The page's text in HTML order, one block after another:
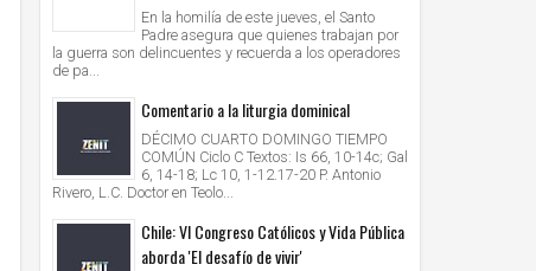
En la homilía de este jueves, el Santo
Padre asegura que quienes trabajan por
la guerra son delincuentes y recuerda a los operadores
de pa...
Comentario a la liturgia dominical
DÉCIMO CUARTO DOMINGO TIEMPO
COMÚN Ciclo C Textos: Is 66, 10-14c; Gal
6, 14-18; Lc 10, 1-12.17-20 P. Antonio
Rivero, L.C. Doctor en Teolo...
Chile: VI Congreso Católicos y Vida Pública
aborda 'El desafío de vivir'